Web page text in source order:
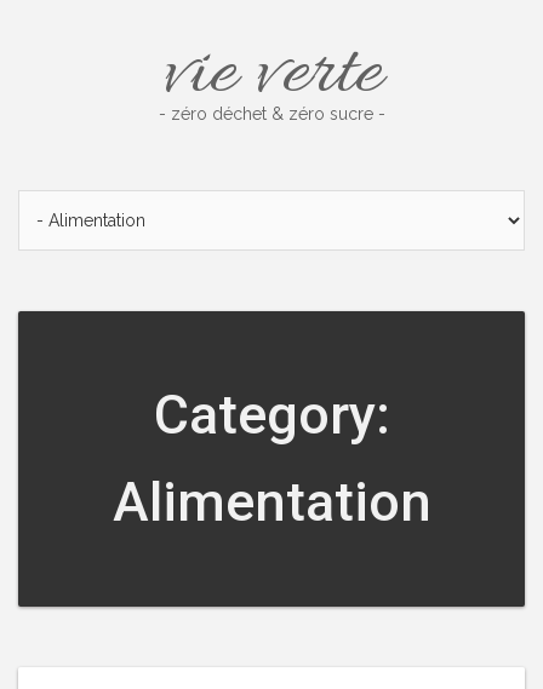
vie verte
- zéro déchet & zéro sucre -
Category:
Alimentation